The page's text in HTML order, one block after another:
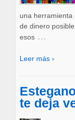
una
de dinero
esos …
Leer más ›
te deja